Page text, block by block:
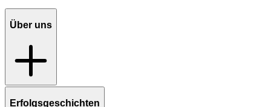
Über uns
Erfolgsgeschichten